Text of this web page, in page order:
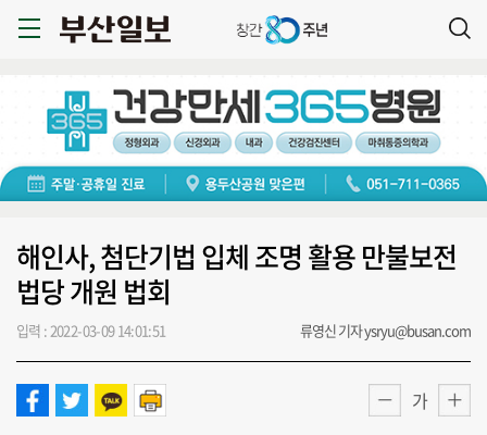
해인사, 첨단기법 입체 조명 활용 만불보전
법당 개원 법회
입력 : 2022-03-09 14:01:51 류영신 기자 ysryu@busan.com
가